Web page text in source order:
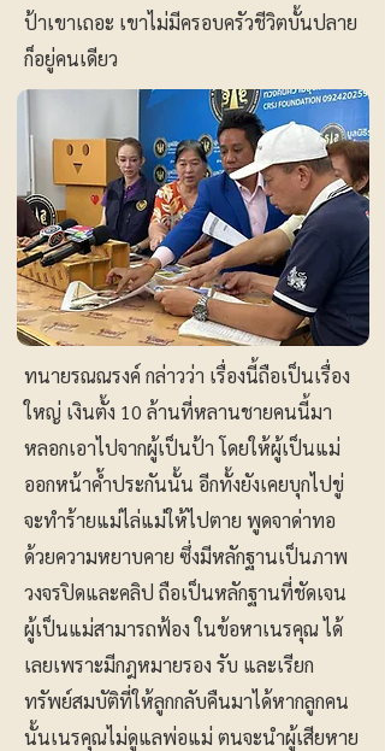
ป้าเขาเถอะ เขาไม่มีครอบครัวชีวิตบั้นปลาย
ก็อยู่คนเดียว
ทนายรณณรงค์ กล่าวว่า เรื่องนี้ถือเป็นเรื่อง
ใหญ่ เงินตั้ง 10 ล้านที่หลานชายคนนี้มา
หลอกเอาไปจากผู้เป็นป้า โดยให้ผู้เป็นแม่
ออกหน้าค้ำประกันนั้น อีกทั้งยังเคยบุกไปขู่
จะทำร้ายแม่ไล่แม่ให้ไปตาย พูดจาด่าทอ
ด้วยความหยาบคาย ซึ่งมีหลักฐานเป็นภาพ
วงจรปิดและคลิป ถือเป็นหลักฐานที่ชัดเจน
ผู้เป็นแม่สามารถฟ้อง ในข้อหาเนรคุณ ได้
เลยเพราะมีกฎหมายรอง รับ และเรียก
ทรัพย์สมบัติที่ให้ลูกกลับคืนมาได้หากลูกคน
นั้นเนรคุณไม่ดูแลพ่อแม่ ตนจะนำผู้เสียหาย